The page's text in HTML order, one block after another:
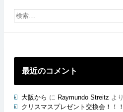
ブ
最近のコメント
大阪から に Raymundo Streitz より
クリスマスプレゼント交換会！！！